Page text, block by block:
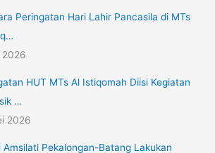
Peringatan Hari Lahir Pancasila di MTs
2026
HUT MTs Al Istiqomah Diisi Kegiatan
…
2026
Amsilati Pekalongan-Batang Lakukan